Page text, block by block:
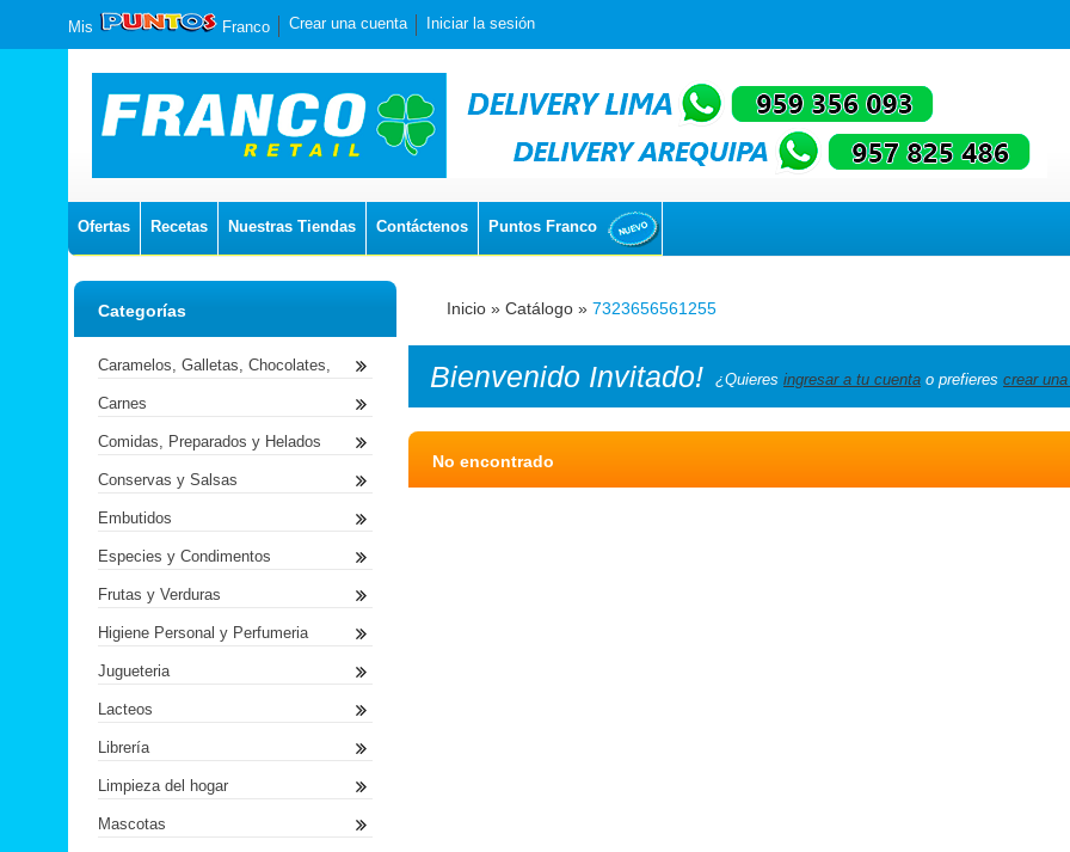
Mis Franco Crear una cuenta Iniciar la sesión
Ofertas Recetas Nuestras Tiendas Contáctenos Puntos Franco
Inicio » Catálogo » 7323656561255
Bienvenido Invitado! ¿Quieres ingresar a tu cuenta o prefieres crear
No encontrado
Categorías
Caramelos, Galletas, Chocolates,
Carnes
Comidas, Preparados y Helados
Conservas y Salsas
Embutidos
Especies y Condimentos
Frutas y Verduras
Higiene Personal y Perfumeria
Jugueteria
Lacteos
Librería
Limpieza del hogar
Mascotas